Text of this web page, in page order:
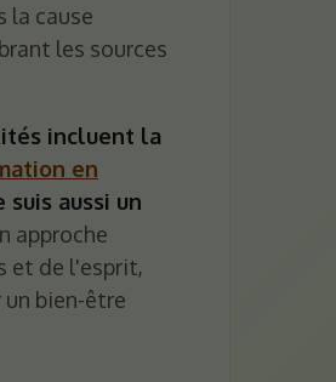
la cause
les sources
incluent la
en
suis aussi un
approche
et de l'esprit,
bien-être